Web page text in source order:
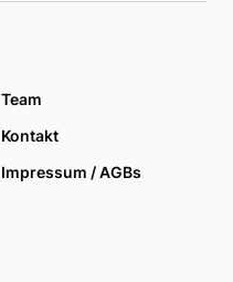
Team
Kontakt
Impressum / AGBs